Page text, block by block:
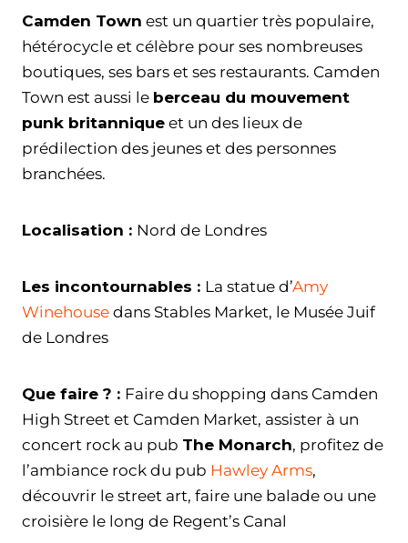
Camden Town est un quartier très populaire,
hétérocycle et célèbre pour ses nombreuses
boutiques, ses bars et ses restaurants. Camden
Town est aussi le berceau du mouvement
punk britannique et un des lieux de
prédilection des jeunes et des personnes
branchées.
Localisation : Nord de Londres
Les incontournables : La statue d’Amy
Winehouse dans Stables Market, le Musée Juif
de Londres
Que faire ? : Faire du shopping dans Camden
High Street et Camden Market, assister à un
concert rock au pub The Monarch, profitez de
l’ambiance rock du pub Hawley Arms,
découvrir le street art, faire une balade ou une
croisière le long de Regent’s Canal